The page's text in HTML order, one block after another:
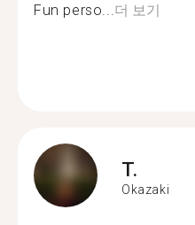
Fun perso...더 보기
T.
Okazaki